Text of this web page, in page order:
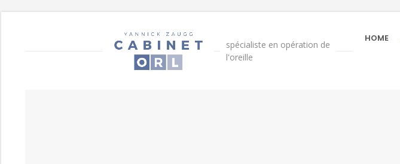
spécialiste en opération de
l'oreille
HOME